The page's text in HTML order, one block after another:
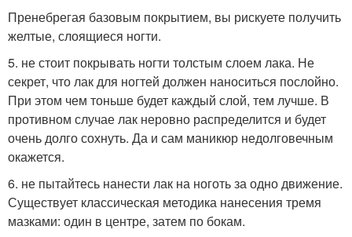
Пренебрегая базовым покрытием, вы рискуете получить
желтые, слоящиеся ногти.
5. не стоит покрывать ногти толстым слоем лака. Не
секрет, что лак для ногтей должен наноситься послойно.
При этом чем тоньше будет каждый слой, тем лучше. В
противном случае лак неровно распределится и будет
очень долго сохнуть. Да и сам маникюр недолговечным
окажется.
6. не пытайтесь нанести лак на ноготь за одно движение.
Существует классическая методика нанесения тремя
мазками: один в центре, затем по бокам.